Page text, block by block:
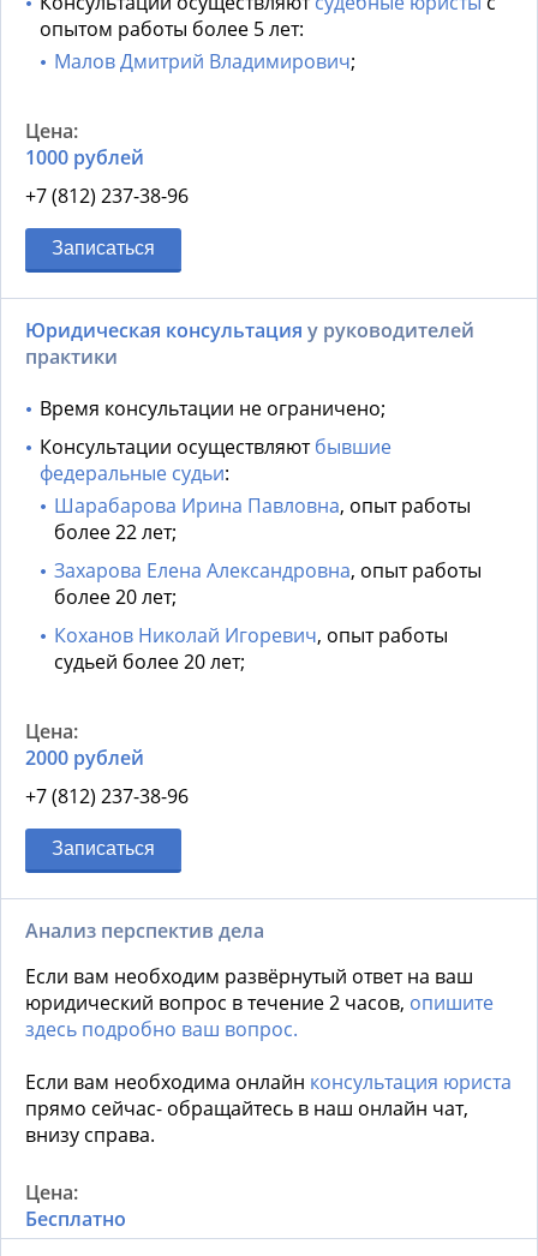
опытом работы более 5 лет:
Малов Дмитрий Владимирович;
1000 рублей
+7 (812) 237-38-96
Записаться
Юридическая консультация у руководителей
практики
Время консультации не ограничено;
Консультации осуществляютбывшие
федеральные судьи:
Шарабарова Ирина Павловна, опыт работы
более 22 лет;
Захарова Елена Александровна, опыт работы
более 20 лет;
Коханов Николай Игоревич, опыт работы
судьей более 20 лет;
2000 рублей
+7 (812) 237-38-96
Записаться
Анализ перспектив дела
Если вам необходим развёрнутый ответ на ваш
юридический вопрос в течение 2 часов, опишите
здесь подробно ваш вопрос.
Если вам необходима онлайн консультация юриста
прямо сейчас- обращайтесь в наш онлайн чат,
внизу справа.
Бесплатно